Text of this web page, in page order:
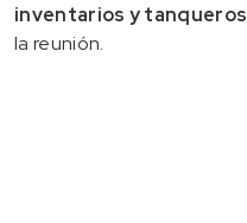
inventarios y tanqueros
la reunión.